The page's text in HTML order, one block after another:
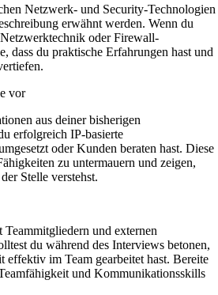
Netzwerk- und Security-Technologien
erwähnt werden. Wenn du
oder Firewall-
dass du praktische Erfahrungen hast und
vor
aus deiner bisherigen
erfolgreich IP-basierte
oder Kunden beraten hast. Diese
zu untermauern und zeigen,
Stelle verstehst.
und externen
du während des Interviews betonen,
effektiv im Team gearbeitet hast. Bereite
und Kommunikationsskills